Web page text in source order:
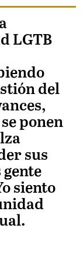
LGTB
del
ponen
sus
gente
siento